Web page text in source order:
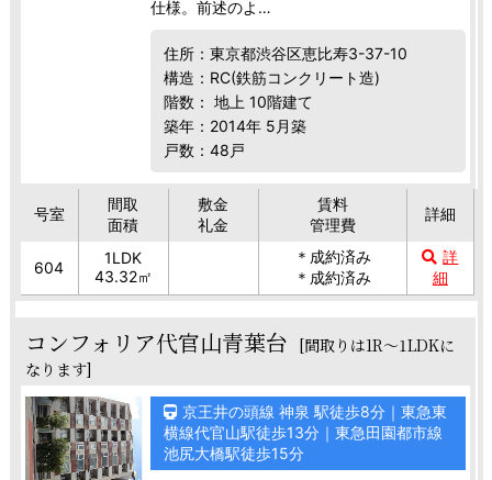
仕様。前述のよ…
住所：東京都渋谷区恵比寿3-37-10
構造：RC(鉄筋コンクリート造)
階数： 地上 10階建て
築年：2014年 5月築
戸数：48戸
号室
間取
面積
敷金
礼金
賃料
管理費
詳細
604
1LDK
43.32㎡
＊成約済み
＊成約済み
詳
細
コンフォリア代官山青葉台 [間取りは1R～1LDKに
なります]
京王井の頭線 神泉 駅徒歩8分｜東急東
横線代官山駅徒歩13分｜東急田園都市線
池尻大橋駅徒歩15分